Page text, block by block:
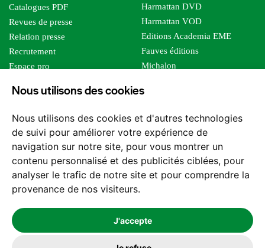
Nous utilisons des cookies
Nous utilisons des cookies et d'autres technologies
de suivi pour améliorer votre expérience de
navigation sur notre site, pour vous montrer un
contenu personnalisé et des publicités ciblées, pour
analyser le trafic de notre site et pour comprendre la
provenance de nos visiteurs.
J'accepte
Catalogues PDF
Revues de presse
Relation presse
Recrutement
Espace pro
Foreign rights
Harmattan DVD
Harmattan VOD
Editions Academia EME
Fauves éditions
Michalon
Editions Sutton
Les impliqués
Tous les éditeurs
Nos structures
Nous contacter